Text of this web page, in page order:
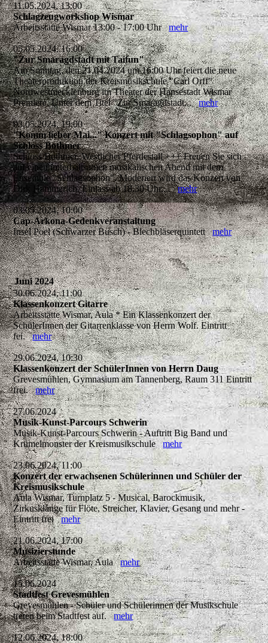
11.05.2024, 13:00
Schlagzeugworkshop Wismar
Arbeitsstätte Wismar 13:00 - 17:00 Uhrmehr
05.05.2024, 16:00
"Zur Smaragdstadt mit Taifun"
Am Sonntag, den 21.04.2024 um 16:00 Uhr feiert die neue
Theaterproduktion der Kreismusikschule "Carl Orff"
Nordwestmecklenburg im Theater der Hansestadt Wismar
Premiere. Unter dem Titel "Zur Smaragdstadt...mehr
03.05.2024, 19:00
"Komm lieber Mai..." Konzert mit "Schlagsophon" auf
Schloss Bothmer
Schloss Bothmer, Westlicher Pferdestall +++ Freuen Sie sich
auf einen unterhaltsamen musikalischen Abend mit dem
Ensemble "Schlagsophon". Moderiert wird das Konzert von
Dirk Hammerich. Einlass ab 18.30 Uhr,...mehr
03.05.2024, 10:00
Cap-Arkona-Gedenkveranstaltung
Insel Poel (Schwarzer Busch) - Blechbläserquintettmehr
Juni 2024
30.06.2024, 11:00
Klassenkonzert Gitarre
Arbeitsstätte Wismar, Aula * Ein Klassenkonzert der
SchülerInnen der Gitarrenklasse von Herrn Wolf. Eintritt
fei.mehr
29.06.2024, 10:30
Klassenkonzert der SchülerInnen von Herrn Daug
Grevesmühlen, Gymnasium am Tannenberg, Raum 311 Eintritt
frei.mehr
27.06.2024
Musik-Kunst-Parcours Schwerin
Musik-Kunst-Parcours Schwerin - Auftritt Big Band und
Krümelmonster der Kreismusikschulemehr
23.06.2024, 11:00
Konzert der erwachsenen Schülerinnen und Schüler der
Kreismusikschule
Aula Wismar, Turnplatz 5 - Musical, Barockmusik,
Zirkusklänge für Flöte, Streicher, Klavier, Gesang und mehr -
Eintritt freimehr
21.06.2024, 17:00
Musizierstunde
Arbeitsstätte Wismar, Aulamehr
15.06.2024
Stadtfest Grevesmühlen
Grevesmühlen - Schüler und Schülerinnen der Musikschule
treten beim Stadtfest auf.mehr
12.06.2024, 18:00